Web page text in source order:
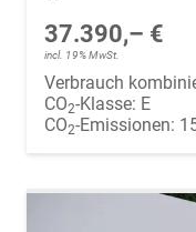
37.390,– €
incl. 19% MwSt.
Verbrauch
CO2-Klasse: E
CO2-Emissionen: